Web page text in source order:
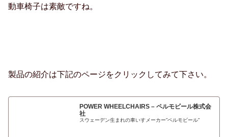
動車椅子は素敵ですね。
製品の紹介は下記のページをクリックしてみて下さい。
POWER WHEELCHAIRS – ペルモビール株式会
社
スウェーデン生まれの車いすメーカー”ペルモビール”